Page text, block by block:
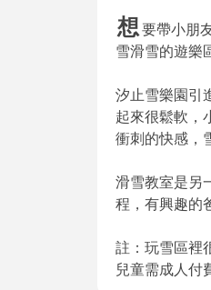
想 要帶小朋
雪滑雪的遊樂
汐止雪樂園引
起來很鬆軟，
衝刺的快感，
滑雪教室是另
程，有興趣的
註：玩雪區裡
兒童需成人付